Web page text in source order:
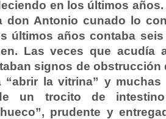
en los últimos
don Antonio cunado lo
últimos años contaba
Las veces que acudía
signos de obstrucción
“abrir la vitrina” y
un trocito de
prudente y